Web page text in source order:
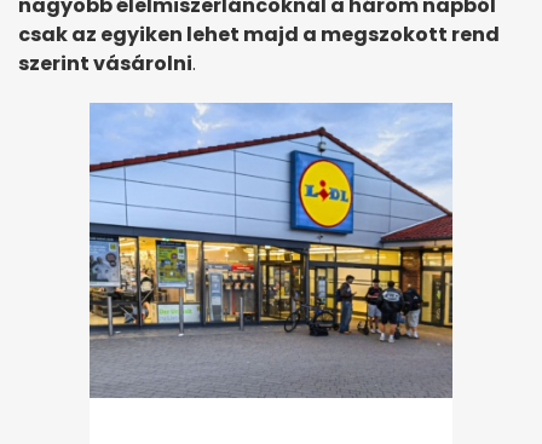
csak az egyiken lehet majd a megszokott rend
szerint vásárolni.